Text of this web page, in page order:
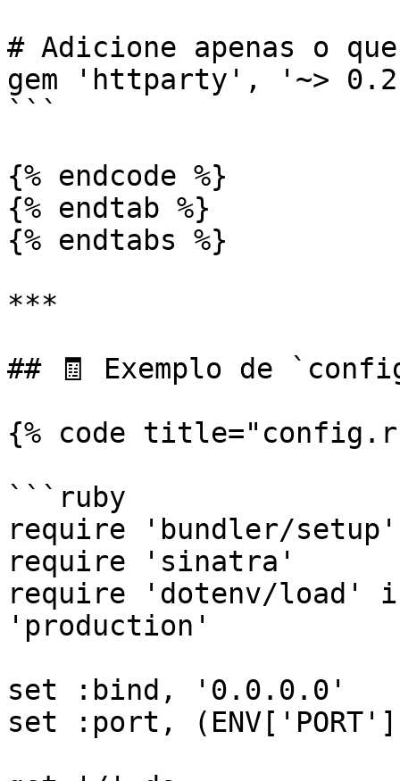
# Adicione apenas o
gem 'httparty', '~>
```
{% endcode %}
{% endtab %}
{% endtabs %}
***
## 🧾 Exemplo de
{% code
```ruby
require 'bundler/setup'
require 'sinatra'
require 'dotenv/load' if
'production'
set :bind, '0.0.0.0'
set :port,